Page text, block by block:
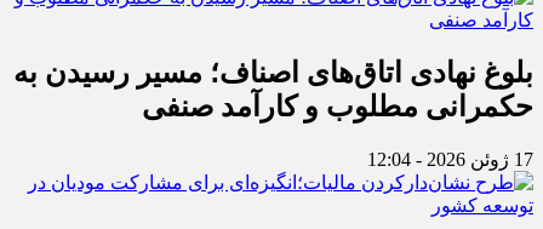
بلوغ نهادی اتاق‌های اصناف؛ مسیر رسیدن به
حکمرانی مطلوب و کارآمد صنفی
17 ژوئن 2026 - 12:04